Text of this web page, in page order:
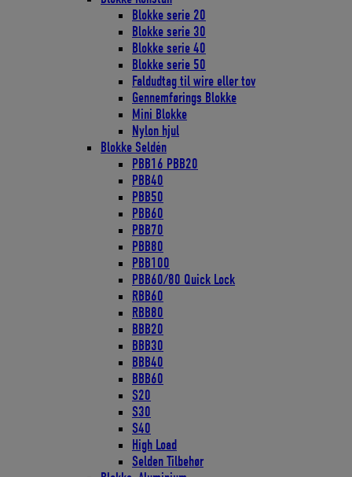
Blokke serie 20
Blokke serie 30
Blokke serie 40
Blokke serie 50
Faldudtag til wire eller tov
Gennemførings Blokke
Mini Blokke
Nylon hjul
Blokke Seldén
PBB16 PBB20
PBB40
PBB50
PBB60
PBB70
PBB80
PBB100
PBB60/80 Quick Lock
RBB60
RBB80
BBB20
BBB30
BBB40
BBB60
S20
S30
S40
High Load
Selden Tilbehør